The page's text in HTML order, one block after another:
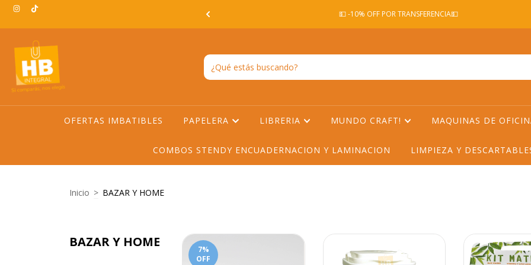
EN TODO AMBA -ENVIO GRATIS EN AMBA A PARTIR DE
💵 -10% OFF POR TRANSFERENCIA💵
OFERTAS IMBATIBLES PAPELERA LIBRERIA MUNDO CRAFT! MAQUINAS DE
COMBOS STENDY ENCUADERNACION Y LAMINACION LIMPIEZA Y
Inicio > BAZAR Y HOME
BAZAR Y HOME 7%
OFF